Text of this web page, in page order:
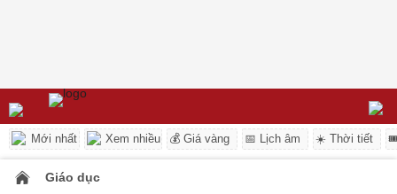
Mới nhất Xem nhiều 💰 Giá vàng 📅 Lịch âm ☀️ Thời tiết
Giáo dục